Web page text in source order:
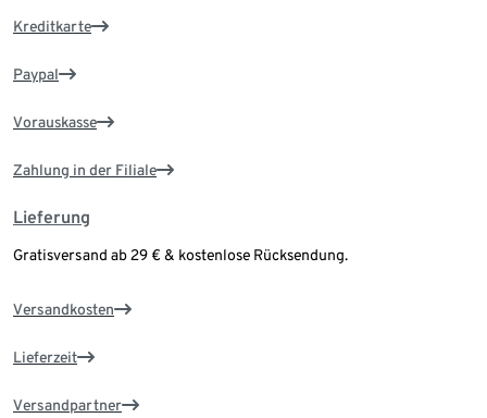
Kreditkarte
Paypal
Vorauskasse
Zahlung in der Filiale
Lieferung
Gratisversand ab 29 € & kostenlose Rücksendung.
Versandkosten
Lieferzeit
Versandpartner